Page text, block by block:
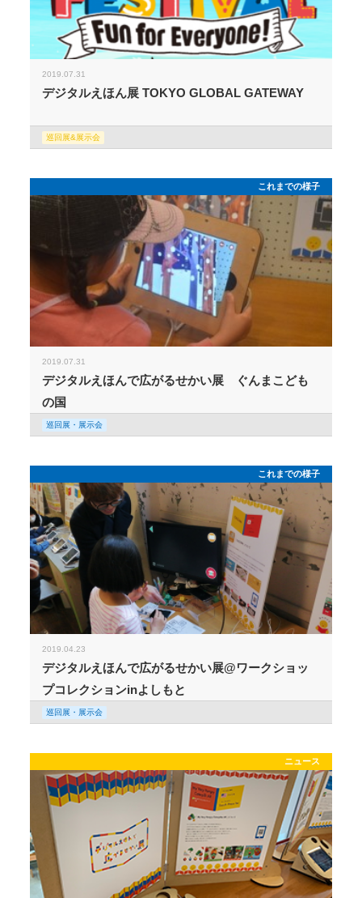
2019.07.31
デジタルえほん展 TOKYO GLOBAL GATEWAY
巡回展&展示会
これまでの様子
2019.07.31
デジタルえほんで広がるせかい展 ぐんまこども
の国
巡回展・展示会
これまでの様子
2019.04.23
デジタルえほんで広がるせかい展@ワークショッ
プコレクションinよしもと
巡回展・展示会
ニュース